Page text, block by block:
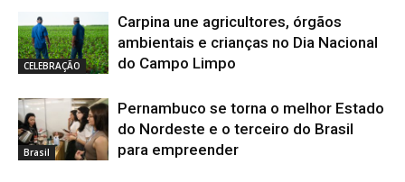
CELEBRAÇÃO
Carpina une agricultores, órgãos
ambientais e crianças no Dia Nacional
do Campo Limpo
Brasil
Pernambuco se torna o melhor Estado
do Nordeste e o terceiro do Brasil
para empreender